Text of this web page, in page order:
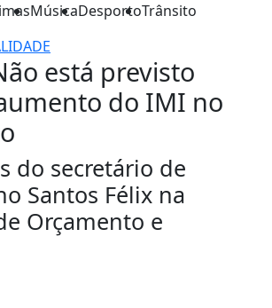
MúsicaDesportoTrânsito
está previsto
do IMI no
do secretário de
Santos Félix na
Orçamento e